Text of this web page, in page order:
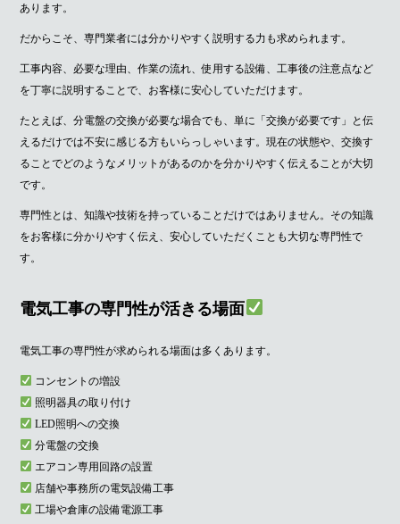
あります。
だからこそ、専門業者には分かりやすく説明する力も求められます。
工事内容、必要な理由、作業の流れ、使用する設備、工事後の注意点など
を丁寧に説明することで、お客様に安心していただけます。
たとえば、分電盤の交換が必要な場合でも、単に「交換が必要です」と伝
えるだけでは不安に感じる方もいらっしゃいます。現在の状態や、交換す
ることでどのようなメリットがあるのかを分かりやすく伝えることが大切
です。
専門性とは、知識や技術を持っていることだけではありません。その知識
をお客様に分かりやすく伝え、安心していただくことも大切な専門性で
す。
電気工事の専門性が活きる場面
電気工事の専門性が求められる場面は多くあります。
コンセントの増設
照明器具の取り付け
LED照明への交換
分電盤の交換
エアコン専用回路の設置
店舗や事務所の電気設備工事
工場や倉庫の設備電源工事